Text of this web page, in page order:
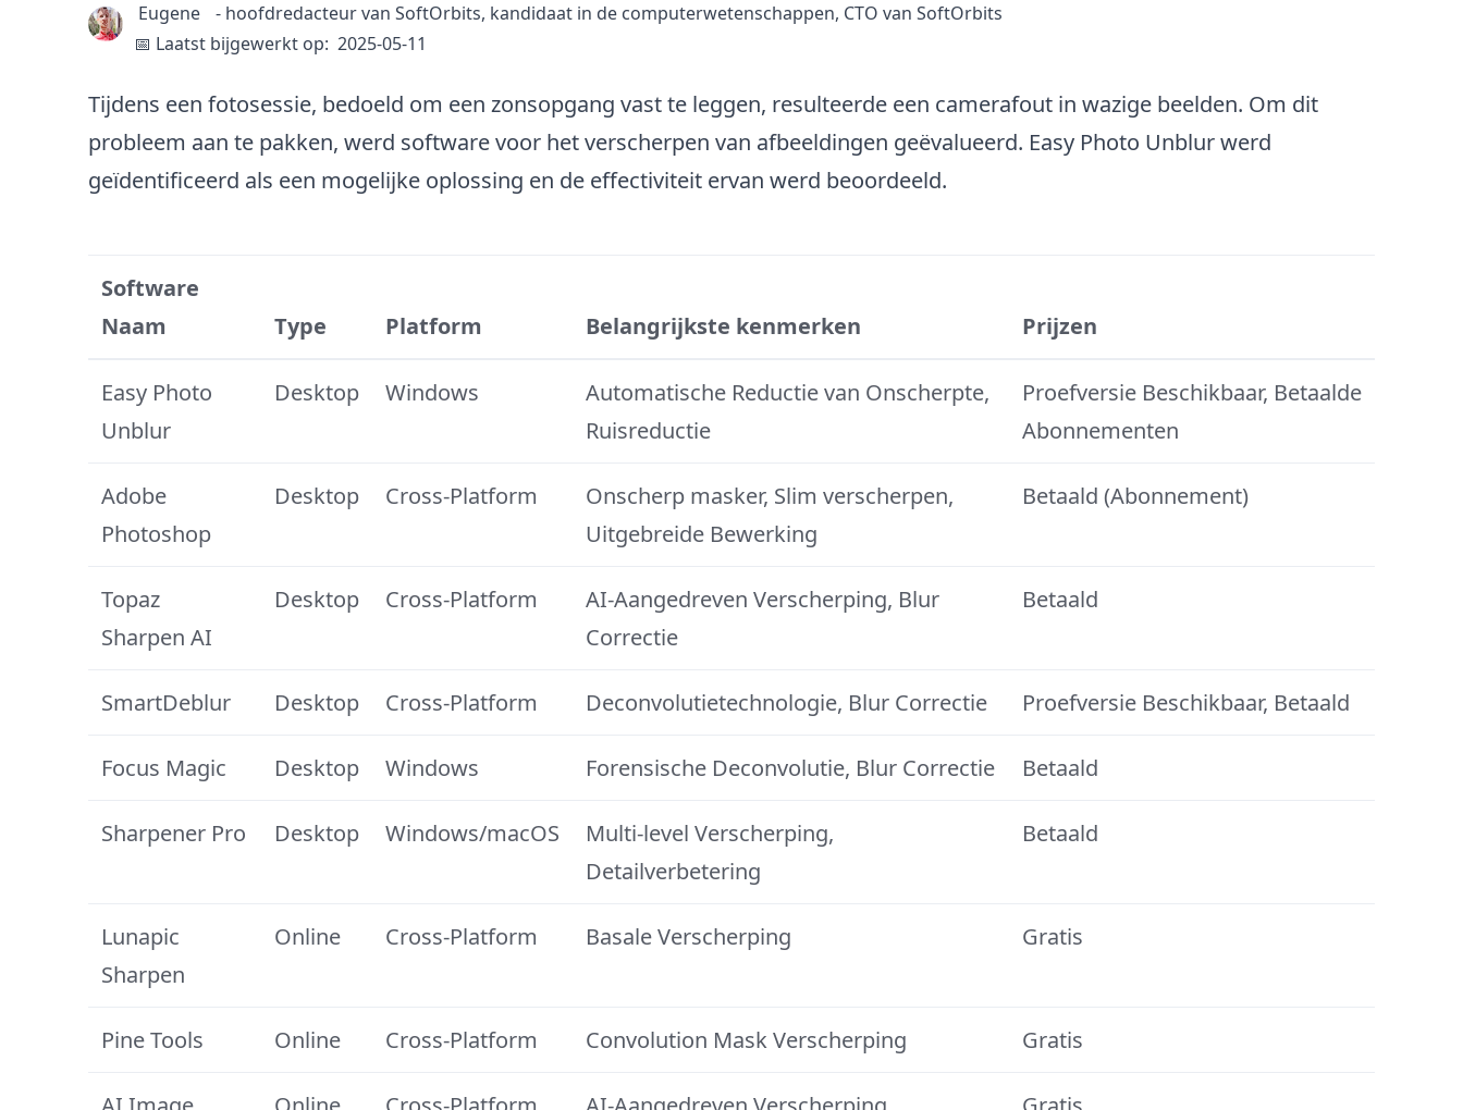
Eugene - hoofdredacteur van SoftOrbits, kandidaat in de computerwetenschappen, CTO van SoftOrbits
📅 Laatst bijgewerkt op: 2025-05-11
Tijdens een fotosessie, bedoeld om een zonsopgang vast te leggen, resulteerde een camerafout in wazige beelden. Om dit
probleem aan te pakken, werd software voor het verscherpen van afbeeldingen geëvalueerd. Easy Photo Unblurwerd
geïdentificeerd als een mogelijke oplossing en de effectiviteit ervan werd beoordeeld.
Software
Naam
Type Platform Belangrijkste kenmerken Prijzen
Easy Photo
Unblur
Desktop Windows
Automatische Reductie van Onscherpte,
Ruisreductie
Proefversie Beschikbaar, Betaalde
Abonnementen
Adobe
Photoshop
Desktop Cross-Platform
Onscherp masker, Slim verscherpen,
Uitgebreide Bewerking
Betaald (Abonnement)
Topaz
Sharpen AI
Desktop Cross-Platform
AI-Aangedreven Verscherping, Blur
Correctie
Betaald
SmartDeblur Desktop Cross-Platform Deconvolutietechnologie, Blur Correctie Proefversie Beschikbaar, Betaald
Focus Magic Desktop Windows Forensische Deconvolutie, Blur Correctie Betaald
Sharpener Pro Desktop Windows/macOS
Multi-level Verscherping,
Detailverbetering
Betaald
Lunapic
Sharpen
Online Cross-Platform Basale Verscherping Gratis
Pine Tools Online Cross-Platform Convolution Mask Verscherping Gratis